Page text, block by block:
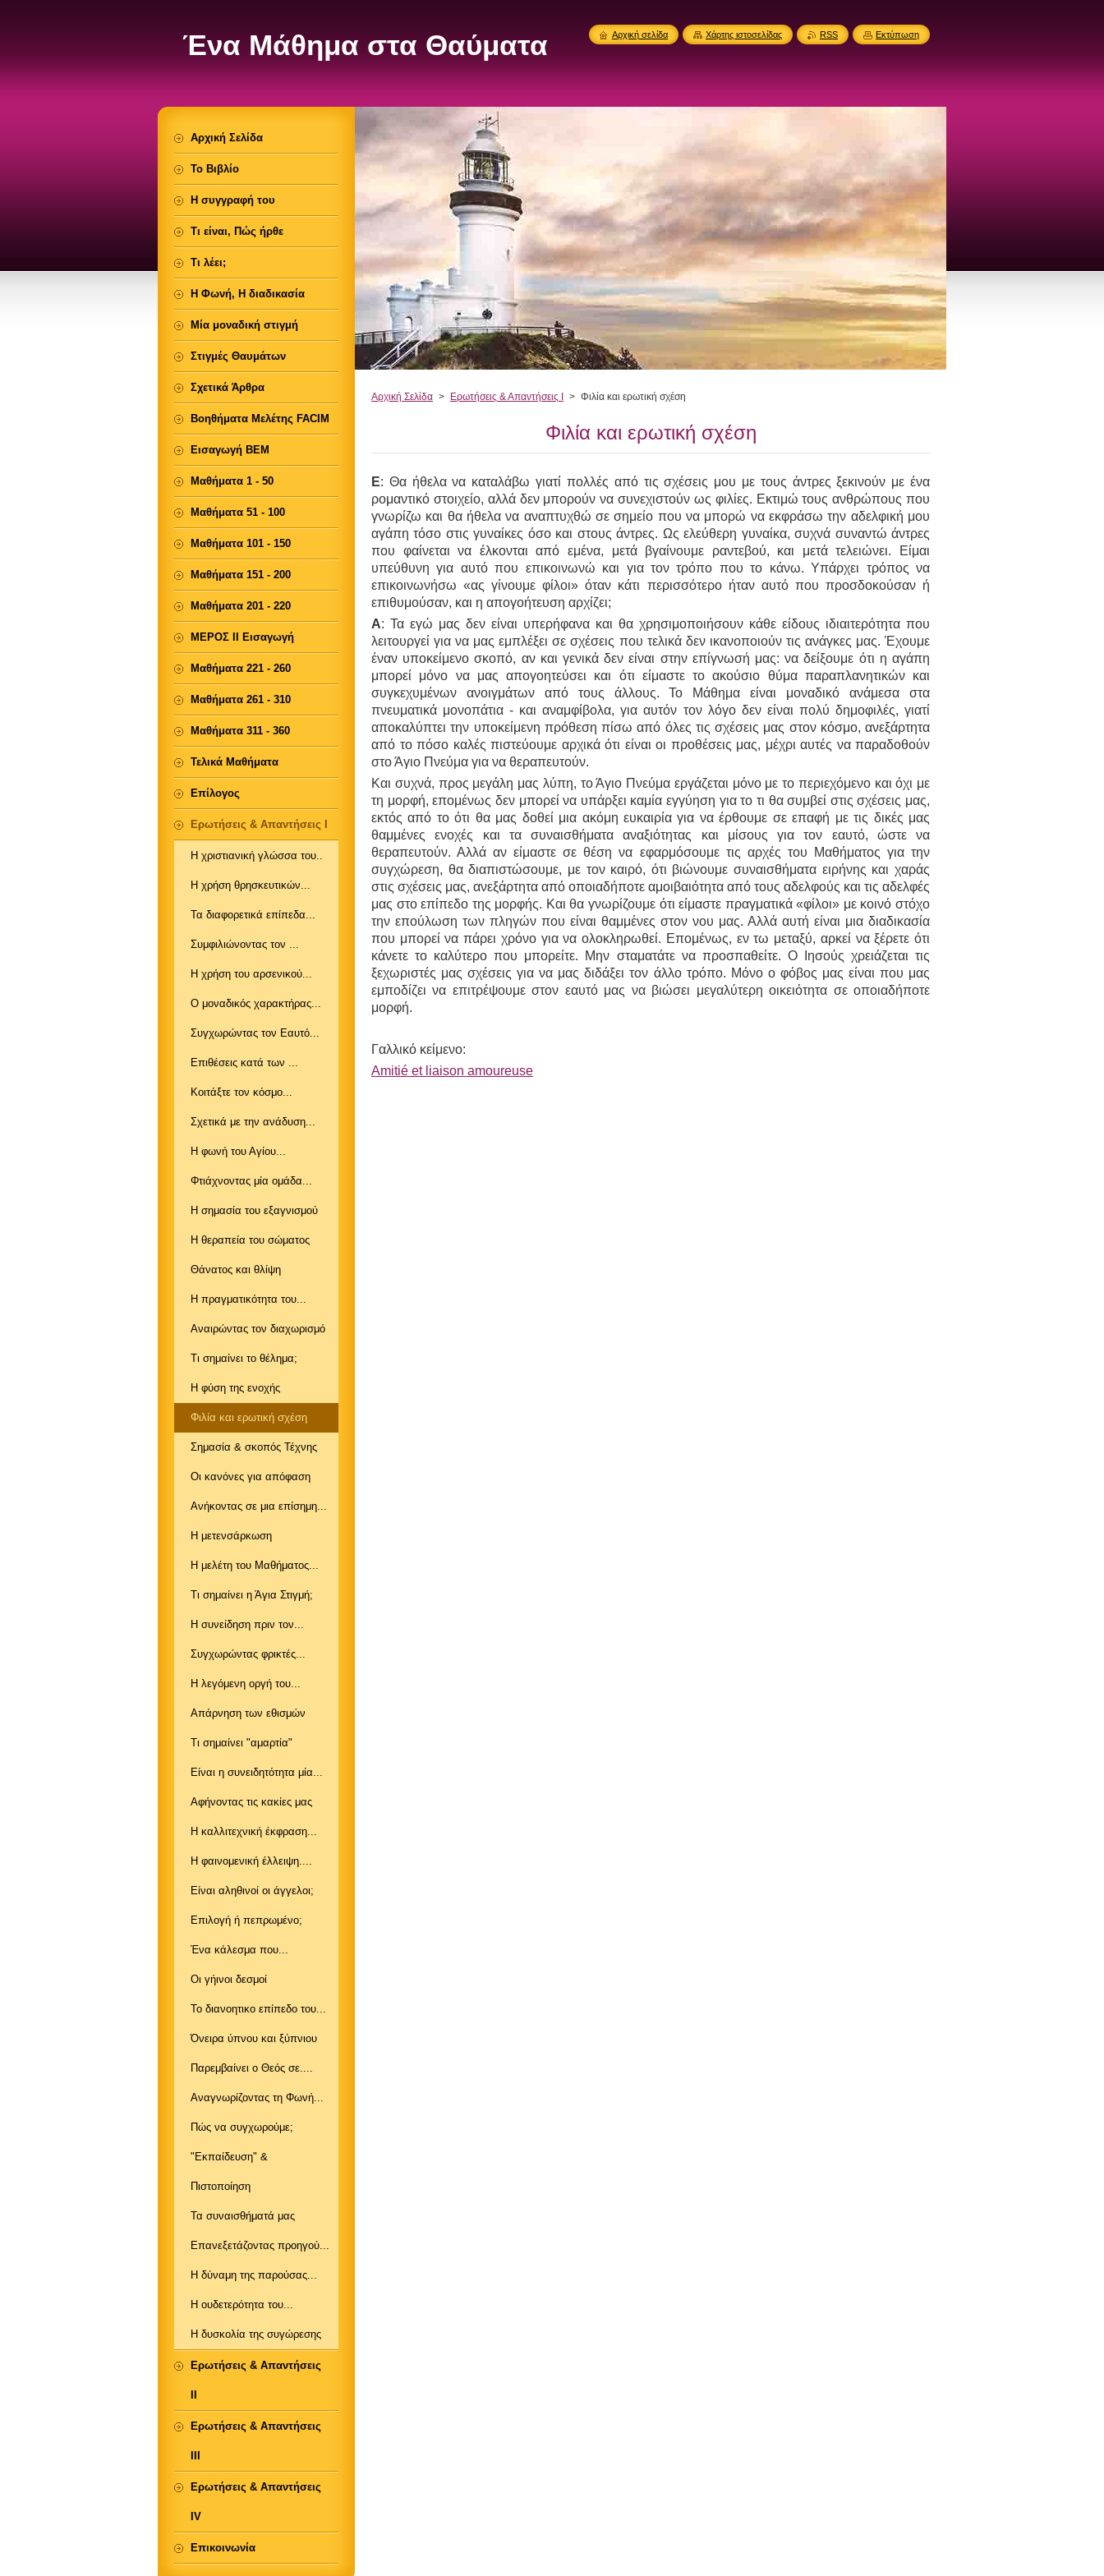
Ένα Μάθημα στα Θαύματα
Αρχική Σελίδα > Ερωτήσεις & Απαντήσεις Ι > Φιλία και ερωτική σχέση
Φιλία και ερωτική σχέση
Ε: Θα ήθελα να καταλάβω γιατί πολλές από τις σχέσεις μου με τους άντρες ξεκινούν με ένα
ρομαντικό στοιχείο, αλλά δεν μπορούν να συνεχιστούν ως φιλίες. Εκτιμώ τους ανθρώπους που
γνωρίζω και θα ήθελα να αναπτυχθώ σε σημείο που να μπορώ να εκφράσω την αδελφική μου
αγάπη τόσο στις γυναίκες όσο και στους άντρες. Ως ελεύθερη γυναίκα, συχνά συναντώ άντρες
που φαίνεται να έλκονται από εμένα, μετά βγαίνουμε ραντεβού, και μετά τελειώνει. Είμαι
υπεύθυνη για αυτό που επικοινωνώ και για τον τρόπο που το κάνω. Υπάρχει τρόπος να
επικοινωνήσω «ας γίνουμε φίλοι» όταν κάτι περισσότερο ήταν αυτό που προσδοκούσαν ή
επιθυμούσαν, και η απογοήτευση αρχίζει;
Α: Τα εγώ μας δεν είναι υπερήφανα και θα χρησιμοποιήσουν κάθε είδους ιδιαιτερότητα που
λειτουργεί για να μας εμπλέξει σε σχέσεις που τελικά δεν ικανοποιούν τις ανάγκες μας. Έχουμε
έναν υποκείμενο σκοπό, αν και γενικά δεν είναι στην επίγνωσή μας: να δείξουμε ότι η αγάπη
μπορεί μόνο να μας απογοητεύσει και ότι είμαστε το ακούσιο θύμα παραπλανητικών και
συγκεχυμένων ανοιγμάτων από τους άλλους. Το Μάθημα είναι μοναδικό ανάμεσα στα
πνευματικά μονοπάτια - και αναμφίβολα, για αυτόν τον λόγο δεν είναι πολύ δημοφιλές, γιατί
αποκαλύπτει την υποκείμενη πρόθεση πίσω από όλες τις σχέσεις μας στον κόσμο, ανεξάρτητα
από το πόσο καλές πιστεύουμε αρχικά ότι είναι οι προθέσεις μας, μέχρι αυτές να παραδοθούν
στο Άγιο Πνεύμα για να θεραπευτούν.
Και συχνά, προς μεγάλη μας λύπη, το Άγιο Πνεύμα εργάζεται μόνο με το περιεχόμενο και όχι με
τη μορφή, επομένως δεν μπορεί να υπάρξει καμία εγγύηση για το τι θα συμβεί στις σχέσεις μας,
εκτός από το ότι θα μας δοθεί μια ακόμη ευκαιρία για να έρθουμε σε επαφή με τις δικές μας
θαμμένες ενοχές και τα συναισθήματα αναξιότητας και μίσους για τον εαυτό, ώστε να
θεραπευτούν. Αλλά αν είμαστε σε θέση να εφαρμόσουμε τις αρχές του Μαθήματος για την
συγχώρεση, θα διαπιστώσουμε, με τον καιρό, ότι βιώνουμε συναισθήματα ειρήνης και χαράς
στις σχέσεις μας, ανεξάρτητα από οποιαδήποτε αμοιβαιότητα από τους αδελφούς και τις αδελφές
μας στο επίπεδο της μορφής. Και θα γνωρίζουμε ότι είμαστε πραγματικά «φίλοι» με κοινό στόχο
την επούλωση των πληγών που είναι θαμμένες στον νου μας. Αλλά αυτή είναι μια διαδικασία
που μπορεί να πάρει χρόνο για να ολοκληρωθεί. Επομένως, εν τω μεταξύ, αρκεί να ξέρετε ότι
κάνετε το καλύτερο που μπορείτε. Μην σταματάτε να προσπαθείτε. Ο Ιησούς χρειάζεται τις
ξεχωριστές μας σχέσεις για να μας διδάξει τον άλλο τρόπο. Μόνο ο φόβος μας είναι που μας
εμποδίζει να επιτρέψουμε στον εαυτό μας να βιώσει μεγαλύτερη οικειότητα σε οποιαδήποτε
μορφή.
Γαλλικό κείμενο:
Amitié et liaison amoureuse
Αρχική Σελίδα
Το Βιβλίο
Η συγγραφή του
Τι είναι, Πώς ήρθε
Τι λέει;
Η Φωνή, Η διαδικασία
Μία μοναδική στιγμή
Στιγμές Θαυμάτων
Σχετικά Άρθρα
Βοηθήματα Μελέτης FACIM
Εισαγωγή ΒΕΜ
Μαθήματα 1 - 50
Μαθήματα 51 - 100
Μαθήματα 101 - 150
Μαθήματα 151 - 200
Μαθήματα 201 - 220
ΜΕΡΟΣ ΙΙ Εισαγωγή
Μαθήματα 221 - 260
Μαθήματα 261 - 310
Μαθήματα 311 - 360
Τελικά Μαθήματα
Επίλογος
Ερωτήσεις & Απαντήσεις Ι
Η χριστιανική γλώσσα του..
Η χρήση θρησκευτικών...
Τα διαφορετικά επίπεδα...
Συμφιλιώνοντας τον ...
Η χρήση του αρσενικού...
Ο μοναδικός χαρακτήρας...
Συγχωρώντας τον Εαυτό...
Επιθέσεις κατά των ...
Κοιτάξτε τον κόσμο...
Σχετικά με την ανάδυση...
Η φωνή του Αγίου...
Φτιάχνοντας μία ομάδα...
Η σημασία του εξαγνισμού
Η θεραπεία του σώματος
Θάνατος και θλίψη
Η πραγματικότητα του...
Αναιρώντας τον διαχωρισμό
Τι σημαίνει το θέλημα;
Η φύση της ενοχής
Φιλία και ερωτική σχέση
Σημασία & σκοπός Τέχνης
Οι κανόνες για απόφαση
Ανήκοντας σε μια επίσημη...
Η μετενσάρκωση
Η μελέτη του Μαθήματος...
Τι σημαίνει η Άγια Στιγμή;
Η συνείδηση πριν τον...
Συγχωρώντας φρικτές...
Η λεγόμενη οργή του...
Απάρνηση των εθισμών
Τι σημαίνει "αμαρτία"
Είναι η συνειδητότητα μία...
Αφήνοντας τις κακίες μας
Η καλλιτεχνική έκφραση...
Η φαινομενική έλλειψη....
Είναι αληθινοί οι άγγελοι;
Επιλογή ή πεπρωμένο;
Ένα κάλεσμα που...
Οι γήινοι δεσμοί
Το διανοητικο επίπεδο του...
Όνειρα ύπνου και ξύπνιου
Παρεμβαίνει ο Θεός σε....
Αναγνωρίζοντας τη Φωνή...
Πώς να συγχωρούμε;
"Εκπαίδευση" &
Πιστοποίηση
Τα συναισθήματά μας
Επανεξετάζοντας προηγού...
Η δύναμη της παρούσας...
Η ουδετερότητα του...
Η δυσκολία της συγώρεσης
Ερωτήσεις & Απαντήσεις
Ερωτήσεις & Απαντήσεις
Ερωτήσεις & Απαντήσεις
IV
Επικοινωνία
Αρχική σελίδα Χάρτης ιστοσελίδας RSS Εκτύπωση